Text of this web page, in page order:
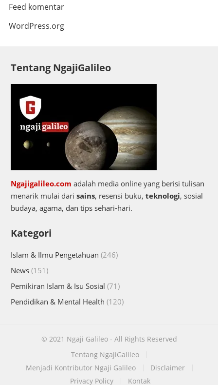
Feed komentar
WordPress.org
Tentang NgajiGalileo
Ngajigalileo.com adalah media online yang berisi tulisan
menarik mulai dari sains, resensi buku, teknologi, sosial
budaya, agama, dan tips sehari-hari.
Kategori
Islam & Ilmu Pengetahuan (246)
News(151)
Pemikiran Islam & Isu Sosial (71)
Pendidikan & Mental Health (120)
© 2021 Ngaji Galileo- All Rights Reserved
Tentang NgajiGalileo
Menjadi Kontributor Ngaji Galileo
Disclaimer
Privacy Policy
Kontak